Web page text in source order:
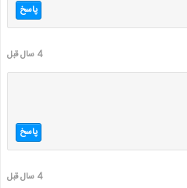
پاسخ
4 سال قبل
پاسخ
4 سال قبل